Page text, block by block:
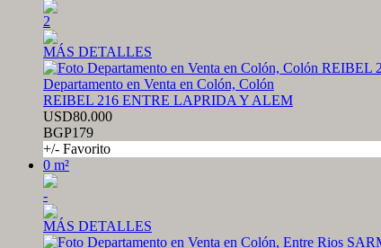
2
MÁS DETALLES
Departamento en Venta en Colón, Colón
REIBEL 216 ENTRE LAPRIDA Y ALEM
USD80.000
BGP179
+/- Favorito
0 m²
-
MÁS DETALLES